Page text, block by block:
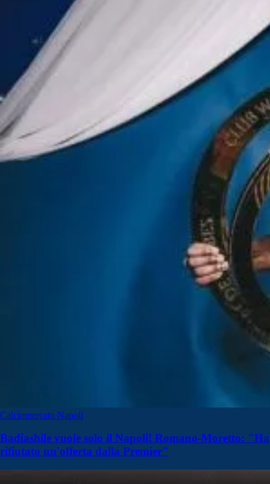
Calciomercato Napoli
Badiashile vuole solo il Napoli! Romano-Moretto: "Ha
rifiutato un'offerta dalla Premier"